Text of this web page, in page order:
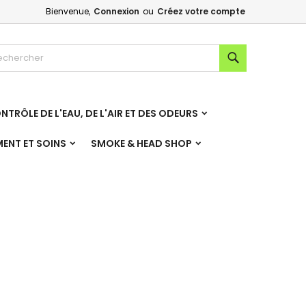
Bienvenue, Connexion ou Créez votre compte
DE L'EAU, DE L'AIR ET DES ODEURS
ET SOINS SMOKE & HEAD SHOP